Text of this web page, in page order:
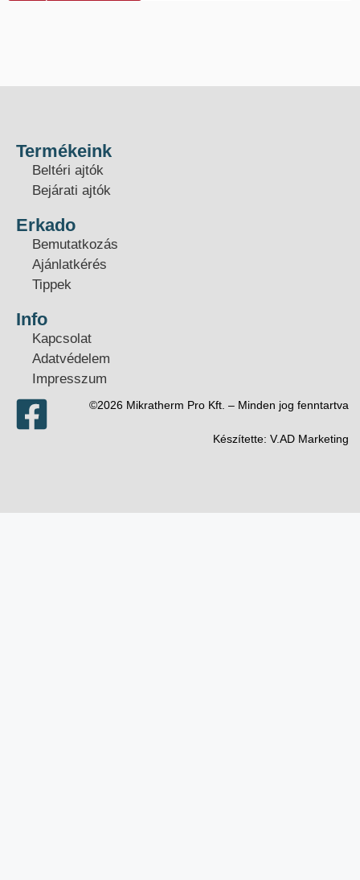
Termékeink
Beltéri ajtók
Bejárati ajtók
Erkado
Bemutatkozás
Ajánlatkérés
Tippek
Info
Kapcsolat
Adatvédelem
Impresszum
©2026 Mikratherm Pro Kft. – Minden jog fenntartva​
Készítette: V.AD Marketing